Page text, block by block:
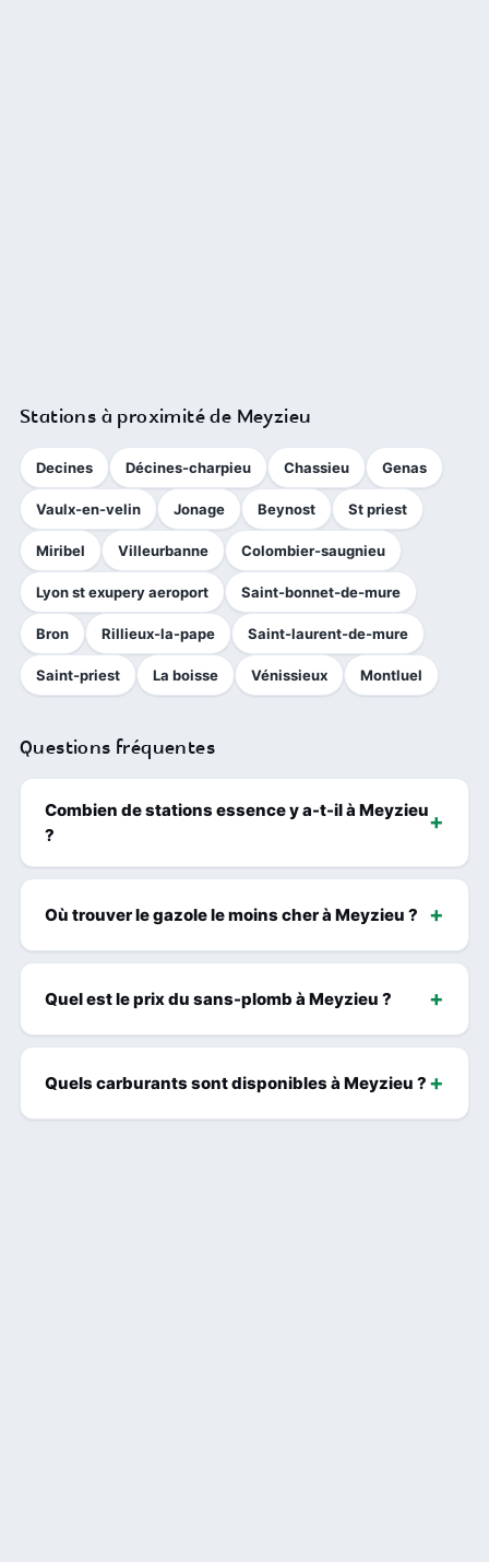
Stations à proximité de Meyzieu
Decines Décines-charpieu Chassieu Genas
Vaulx-en-velin Jonage Beynost St priest
Miribel Villeurbanne Colombier-saugnieu
Lyon st exupery aeroport Saint-bonnet-de-mure
Bron Rillieux-la-pape Saint-laurent-de-mure
Saint-priest La boisse Vénissieux Montluel
Questions fréquentes
Combien de stations essence y a-t-il à Meyzieu
?
Où trouver le gazole le moins cher à Meyzieu ?
Quel est le prix du sans-plomb à Meyzieu ?
Quels carburants sont disponibles à Meyzieu ?